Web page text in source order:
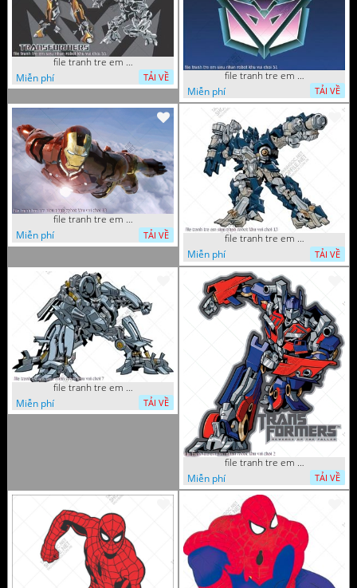
file tranh tre em sieu nhan robot khu vui choi 55
Miễn phí
TẢI VỀ
file tranh tre em sieu nhan robot khu vui choi 51
Miễn phí
TẢI VỀ
file tranh tre em sieu nhan robot khu vui choi 18
Miễn phí
TẢI VỀ
file tranh tre em sieu nhan robot khu vui choi 13
Miễn phí
TẢI VỀ
file tranh tre em sieu nhan robot khu vui choi 7
Miễn phí
TẢI VỀ
file tranh tre em sieu nhan robot khu vui choi 2
Miễn phí
TẢI VỀ